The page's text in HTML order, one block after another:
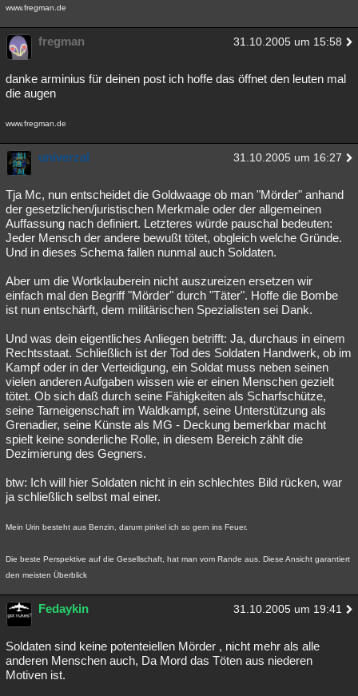
www.fregman.de
fregman 31.10.2005 um 15:58
danke arminius für deinen post ich hoffe das öffnet den leuten mal
die augen
www.fregman.de
univerzal 31.10.2005 um 16:27
Tja Mc, nun entscheidet die Goldwaage ob man "Mörder" anhand
der gesetzlichen/juristischen Merkmale oder der allgemeinen
Auffassung nach definiert. Letzteres würde pauschal bedeuten:
Jeder Mensch der andere bewußt tötet, obgleich welche Gründe.
Und in dieses Schema fallen nunmal auch Soldaten.
Aber um die Wortklauberein nicht auszureizen ersetzen wir
einfach mal den Begriff "Mörder" durch "Täter". Hoffe die Bombe
ist nun entschärft, dem militärischen Spezialisten sei Dank.
Und was dein eigentliches Anliegen betrifft: Ja, durchaus in einem
Rechtsstaat. Schließlich ist der Tod des Soldaten Handwerk, ob im
Kampf oder in der Verteidigung, ein Soldat muss neben seinen
vielen anderen Aufgaben wissen wie er einen Menschen gezielt
tötet. Ob sich daß durch seine Fähigkeiten als Scharfschütze,
seine Tarneigenschaft im Waldkampf, seine Unterstützung als
Grenadier, seine Künste als MG - Deckung bemerkbar macht
spielt keine sonderliche Rolle, in diesem Bereich zählt die
Dezimierung des Gegners.
btw: Ich will hier Soldaten nicht in ein schlechtes Bild rücken, war
ja schließlich selbst mal einer.
Mein Urin besteht aus Benzin, darum pinkel ich so gern ins Feuer.
Die beste Perspektive auf die Gesellschaft, hat man vom Rande aus. Diese Ansicht garantiert
den meisten Überblick
Fedaykin 31.10.2005 um 19:41
Soldaten sind keine potenteiellen Mörder , nicht mehr als alle
anderen Menschen auch, Da Mord das Töten aus niederen
Motiven ist.